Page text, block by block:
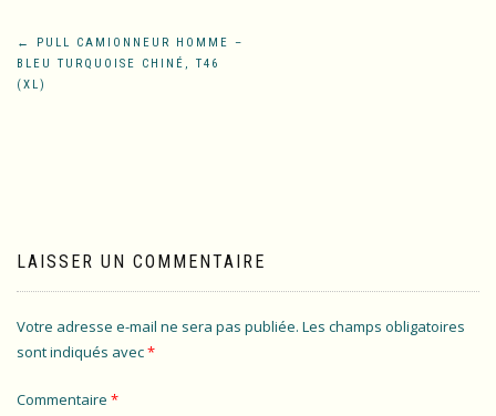
Navigation
de
←
PULL CAMIONNEUR HOMME –
BLEU TURQUOISE CHINÉ, T46
(XL)
LAISSER UN COMMENTAIRE
Votre adresse e-mail ne sera pas publiée. Les champs obligatoires
sont indiqués avec*
Commentaire *